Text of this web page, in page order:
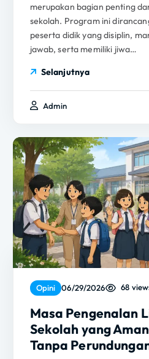
merupakan bagian penting
sekolah. Program ini
peserta didik yang disiplin,
jawab, serta memiliki jiwa…
Selanjutnya
Admin
Opini 06/29/2026 68
Masa Pengenalan
Sekolah yang
Tanpa